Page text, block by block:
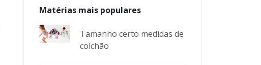
Matérias mais populares
Tamanho certo medidas de
colchão